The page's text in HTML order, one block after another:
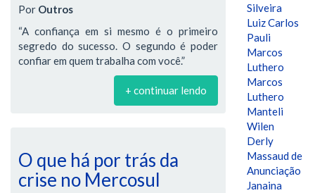
Por Outros
“A confiança em si mesmo é o primeiro
segredo do sucesso. O segundo é poder
confiar em quem trabalha com você.”
+ continuar lendo
O que há por trás da
crise no Mercosul
Silveira
Luiz Carlos
Pauli
Marcos
Luthero
Marcos
Luthero
Manteli
Wilen
Derly
Massaud de
Anunciação
Janaina